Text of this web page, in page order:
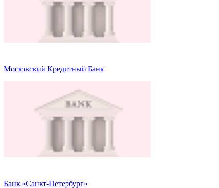
Московский Кредитный Банк
Банк «Санкт-Петербург»